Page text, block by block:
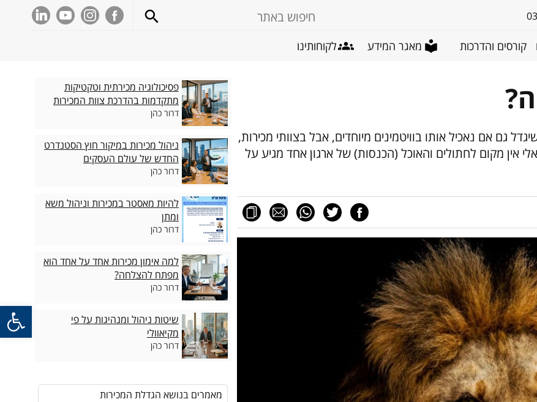
פתח
קורסים והדרכות מאגר המידע לקוחותינו
גם אם נאכיל אותו בוויטמינים מיוחדים, אבל בצוותי מכירות,
אין מקום לחתולים והאוכל (הכנסות) של ארגון אחד מגיע על
פסיכולוגיה מכירתית וטקטיקות
מתקדמות בהדרכת צוות המכירות
דרור כהן
ניהול מכירות במיקור חוץ הסטנדרט
החדש של עולם העסקים
דרור כהן
להיות מאסטר במכירות וניהול משא
ומתן
דרור כהן
למה אימון מכירות אחד על אחד הוא
מפתח להצלחה?
דרור כהן
שיטות ניהול ומנהיגות על פי
מקיאוולי
דרור כהן
מאמרים בנושא הגדלת המכירות